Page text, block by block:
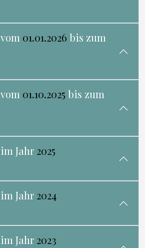
vom 01.01.2026 bis zum
vom 01.10.2025 bis zum
im Jahr 2025
im Jahr 2024
im Jahr 2023